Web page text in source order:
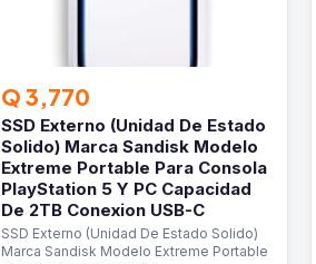
Q 3,770
SSD Externo (Unidad De Estado
Solido) Marca Sandisk Modelo
Extreme Portable Para Consola
PlayStation 5 Y PC Capacidad
De 2TB Conexion USB-C
SSD Externo (Unidad De Estado Solido)
Marca Sandisk Modelo Extreme Portable